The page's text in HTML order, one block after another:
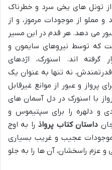
تونل های یخی سرد و خطرناک
و مملو از موجودات مرموز، و از
می دهد. هر قدم در این مسیر
که توسط نیروهای سایمون و
گرفته اند. اسنورک، اژدهای
نه تنها به عنوان یک
پرواز و عبور از موانع غیرقابل
با اسنورک در دل آسمان های
و دلهره را برای سپتیموس و
داستان کتاب پرواذرا به اوج
عجیب و غریب بسیاری
و عزم راسخشان، آن ها را به جلو